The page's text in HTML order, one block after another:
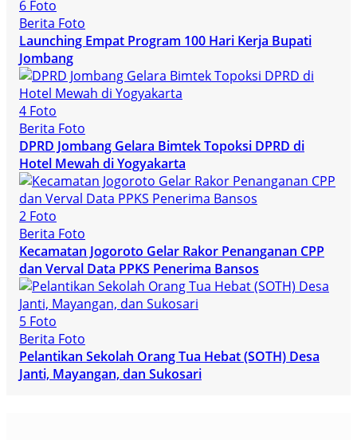
6 Foto
Berita Foto
Launching Empat Program 100 Hari Kerja Bupati
Jombang
4 Foto
Berita Foto
DPRD Jombang Gelara Bimtek Topoksi DPRD di
Hotel Mewah di Yogyakarta
2 Foto
Berita Foto
Kecamatan Jogoroto Gelar Rakor Penanganan CPP
dan Verval Data PPKS Penerima Bansos
5 Foto
Berita Foto
Pelantikan Sekolah Orang Tua Hebat (SOTH) Desa
Janti, Mayangan, dan Sukosari